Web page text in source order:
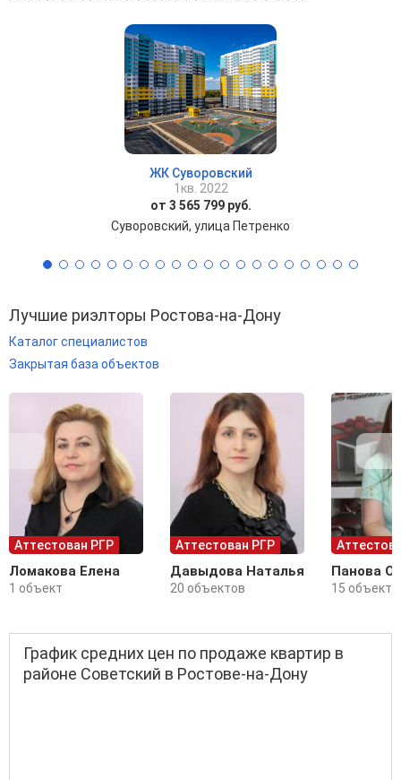
ЖК Суворовский
1кв. 2022
от 3 565 799 руб.
Суворовский, улица Петренко
Лучшие риэлторы Ростова-на-Дону
Каталог специалистов
Закрытая база объектов
Аттестован РГР
Ломакова Елена
1 объект
Аттестован РГР
Давыдова Наталья
20 объектов
Панова
15
График средних цен по продаже квартир в
районе Советский в Ростове-на-Дону